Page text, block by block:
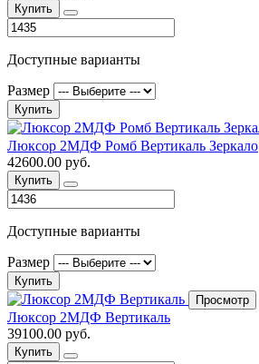
Купить
Доступные варианты
Размер
Купить
Люксор 2МДФ Ромб Вертикаль Зеркало
42600.00 руб.
Купить
Доступные варианты
Размер
Купить
Просмотр
Люксор 2МДФ Вертикаль
39100.00 руб.
Купить